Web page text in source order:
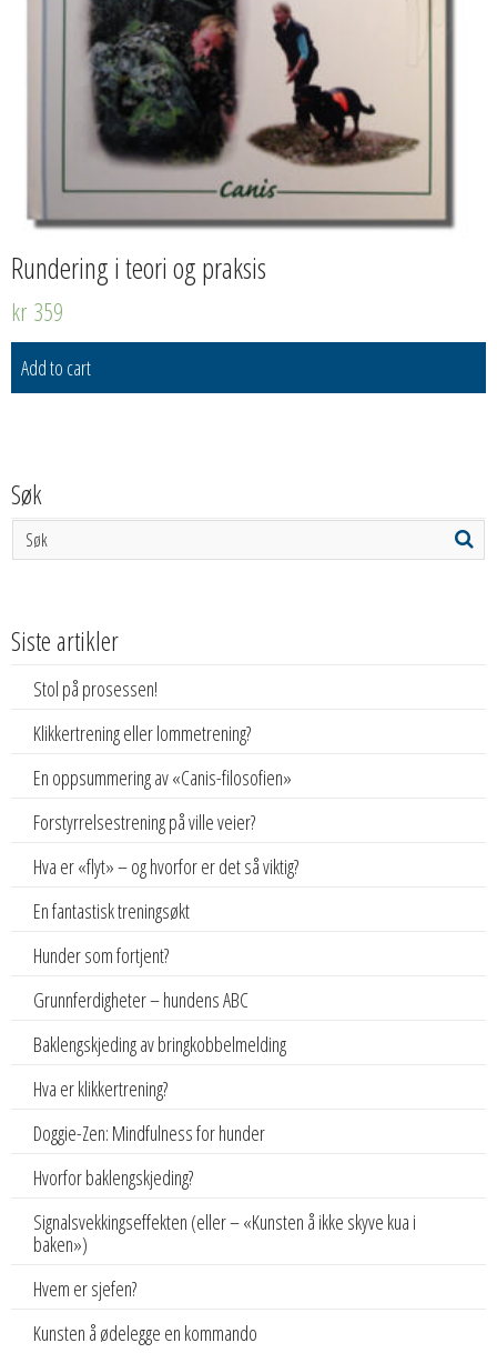
Rundering i teori og praksis
kr 359
Add to cart
Søk
Siste artikler
Stol på prosessen!
Klikkertrening eller lommetrening?
En oppsummering av «Canis-filosofien»
Forstyrrelsestrening på ville veier?
Hva er «flyt» – og hvorfor er det så viktig?
En fantastisk treningsøkt
Hunder som fortjent?
Grunnferdigheter – hundens ABC
Baklengskjeding av bringkobbelmelding
Hva er klikkertrening?
Doggie-Zen: Mindfulness for hunder
Hvorfor baklengskjeding?
Signalsvekkingseffekten (eller – «Kunsten å ikke skyve kua i
baken»)
Hvem er sjefen?
Kunsten å ødelegge en kommando